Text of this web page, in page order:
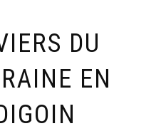
DU
EN